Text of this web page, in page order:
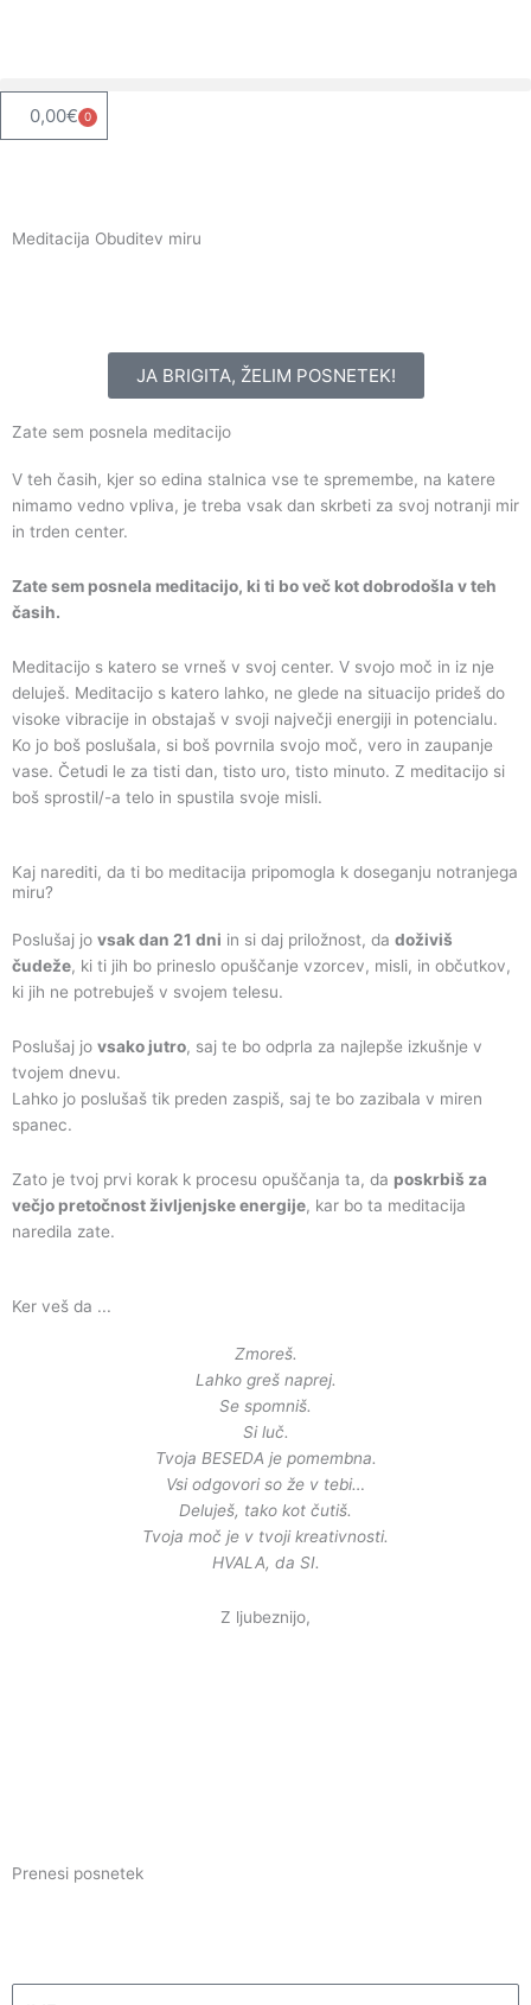
0,00€ 0
Cart
Meditacija Obuditev miru
JA BRIGITA, ŽELIM POSNETEK!
Zate sem posnela meditacijo
V teh časih, kjer so edina stalnica vse te spremembe, na katere
nimamo vedno vpliva, je treba vsak dan skrbeti za svoj notranji mir
in trden center.
Zate sem posnela meditacijo, ki ti bo več kot dobrodošla v teh
časih.
Meditacijo s katero se vrneš v svoj center. V svojo moč in iz nje
deluješ. Meditacijo s katero lahko, ne glede na situacijo prideš do
visoke vibracije in obstajaš v svoji največji energiji in potencialu.
Ko jo boš poslušala, si boš povrnila svojo moč, vero in zaupanje
vase. Četudi le za tisti dan, tisto uro, tisto minuto. Z meditacijo si
boš sprostil/-a telo in spustila svoje misli.
Kaj narediti, da ti bo meditacija pripomogla k doseganju notranjega
miru?
Poslušaj jo vsak dan 21 dni in si daj priložnost, da doživiš
čudeže, ki ti jih bo prineslo opuščanje vzorcev, misli, in občutkov,
ki jih ne potrebuješ v svojem telesu.
Poslušaj jo vsako jutro, saj te bo odprla za najlepše izkušnje v
tvojem dnevu.
Lahko jo poslušaš tik preden zaspiš, saj te bo zazibala v miren
spanec.
Zato je tvoj prvi korak k procesu opuščanja ta, da poskrbiš za
večjo pretočnost življenjske energije, kar bo ta meditacija
naredila zate.
Ker veš da ...
Zmoreš.
Lahko greš naprej.
Se spomniš.
Si luč.
Tvoja BESEDA je pomembna.
Vsi odgovori so že v tebi…
Deluješ, tako kot čutiš.
Tvoja moč je v tvoji kreativnosti.
HVALA, da SI.
Z ljubeznijo,
Prenesi posnetek